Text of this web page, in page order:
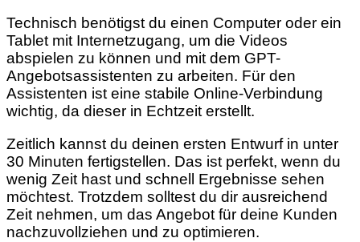
Technisch benötigst du einen Computer oder ein
Tablet mit Internetzugang, um die Videos
abspielen zu können und mit dem GPT-
Angebotsassistenten zu arbeiten. Für den
Assistenten ist eine stabile Online-Verbindung
wichtig, da dieser in Echtzeit erstellt.
Zeitlich kannst du deinen ersten Entwurf in unter
30 Minuten fertigstellen. Das ist perfekt, wenn du
wenig Zeit hast und schnell Ergebnisse sehen
möchtest. Trotzdem solltest du dir ausreichend
Zeit nehmen, um das Angebot für deine Kunden
nachzuvollziehen und zu optimieren.